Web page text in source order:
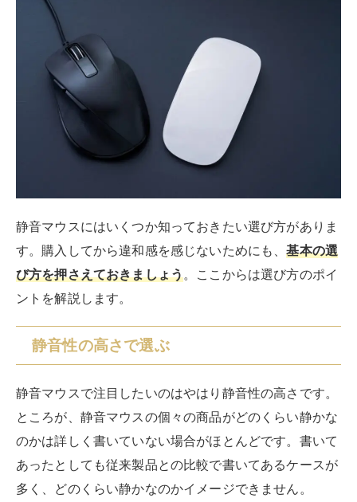
静音マウスにはいくつか知っておきたい選び方がありま
す。購入してから違和感を感じないためにも、基本の選
び方を押さえておきましょう。ここからは選び方のポイ
ントを解説します。
静音性の高さで選ぶ
静音マウスで注目したいのはやはり静音性の高さです。
ところが、静音マウスの個々の商品がどのくらい静かな
のかは詳しく書いていない場合がほとんどです。書いて
あったとしても従来製品との比較で書いてあるケースが
多く、どのくらい静かなのかイメージできません。